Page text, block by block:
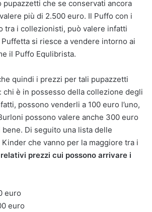
pupazzetti che se conservati ancora
più di 2.500 euro. Il Puffo con i
tra i collezionisti, può valere infatti
Puffetta si riesce a vendere intorno ai
il Puffo Equlibrista.
quindi i prezzi per tali pupazzetti
chi è in possesso della collezione degli
possono venderli a 100 euro l’uno,
possono valere anche 300 euro
bene. Di seguito una lista delle
Kinder che vanno per la maggiore tra i
prezzi cui possono arrivare i
euro
euro